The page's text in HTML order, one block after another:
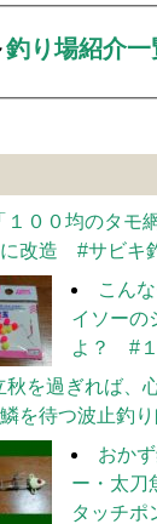
釣り場紹介一
１００均のタモ
改造 #サビキ
こん
イソーの
よ？ #
秋を過ぎれば、
を待つ波止釣
おか
ー・太
タッチポ